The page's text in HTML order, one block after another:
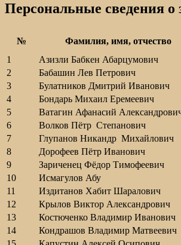
Персональные сведения о
№ Фамилия, имя, отчество
1
Азизли Бабкен Абарцумович
2
Бабашин Лев Петрович
3
Булатников Дмитрий Иванович
4
Бондарь Михаил Еремеевич
5
Ватагин Афанасий
6
Волков Пётр Степанович
7
Глупанов Никандр Михайлович
8
Дорофеев Пётр Иванович
9
Зариченец Фёдор Тимофеевич
10
Исмагулов Абу
11
Издитанов Хабит Шаралович
12
Крылов Виктор Александрович
13
Костюченко Владимир Иванович
14
Кондрашов Владимир Матвеевич